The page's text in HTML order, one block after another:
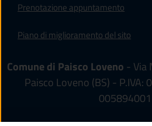
Prenotazione appuntamento
Piano di miglioramento del sito
Comune di Paisco Loveno - Via
Paisco Loveno (BS) - P.IVA: